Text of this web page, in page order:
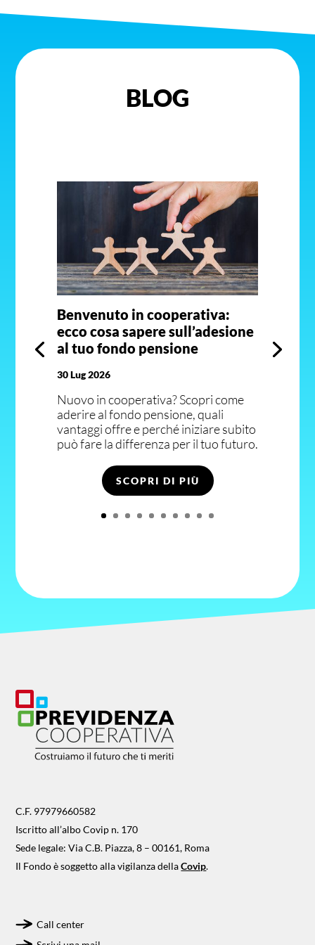
BLOG
Benvenuto in cooperativa:
ecco cosa sapere sull’adesione
al tuo fondo pensione
30 Lug 2026
Nuovo in cooperativa? Scopri come
aderire al fondo pensione, quali
vantaggi offre e perché iniziare subito
può fare la differenza per il tuo futuro.
SCOPRI DI PIÙ
C.F. 97979660582
Iscritto all’albo Covip n. 170
Sede legale: Via C.B. Piazza, 8 – 00161, Roma
Il Fondo è soggetto alla vigilanza dellaCovip.
Call center